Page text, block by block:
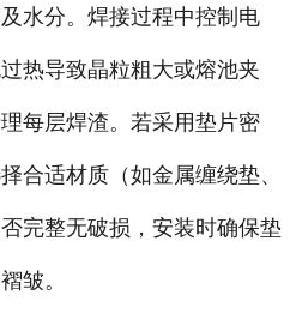
水分。焊接过程中控制电
热导致晶粒粗大或熔池夹
每层焊渣。若采用垫片密
合适材质（如金属缠绕垫、
完整无破损，安装时确保垫
皱。